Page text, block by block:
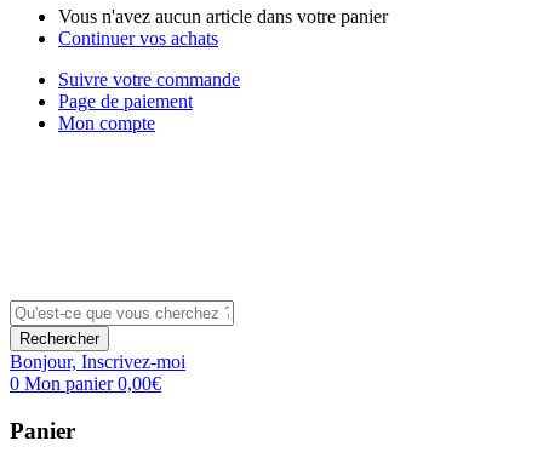
Vous n'avez aucun article dans votre panier
Continuer vos achats
Suivre votre commande
Page de paiement
Mon compte
Rechercher
Bonjour, Inscrivez-moi
0 Mon panier0,00€
Panier